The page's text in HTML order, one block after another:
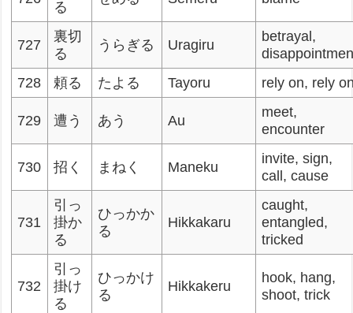
る
727
裏切
る
うらぎる Uragiru
betrayal,
728
頼る たよる Tayoru rely on, rely
729 遭う あう Au
meet,
encounter
730 招く まねく Maneku
invite, sign,
call, cause
731
引っ
掛か
る
ひっかか
る
Hikkakaru
caught,
entangled,
tricked
732
引っ
掛け
る
ひっかけ
る
Hikkakeru
hook, hang,
shoot, trick